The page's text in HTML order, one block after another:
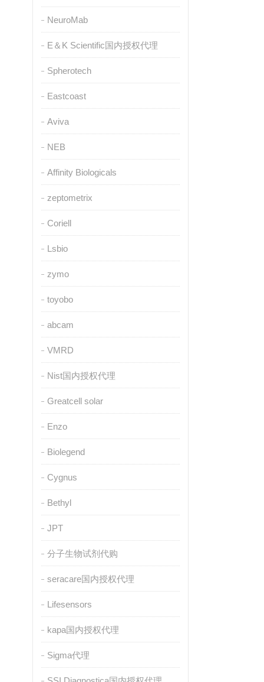
NeuroMab
E＆K Scientific国内授权代理
Spherotech
Eastcoast
Aviva
NEB
Affinity Biologicals
zeptometrix
Coriell
Lsbio
zymo
toyobo
abcam
VMRD
Nist国内授权代理
Greatcell solar
Enzo
Biolegend
Cygnus
Bethyl
JPT
分子生物试剂代购
seracare国内授权代理
Lifesensors
kapa国内授权代理
Sigma代理